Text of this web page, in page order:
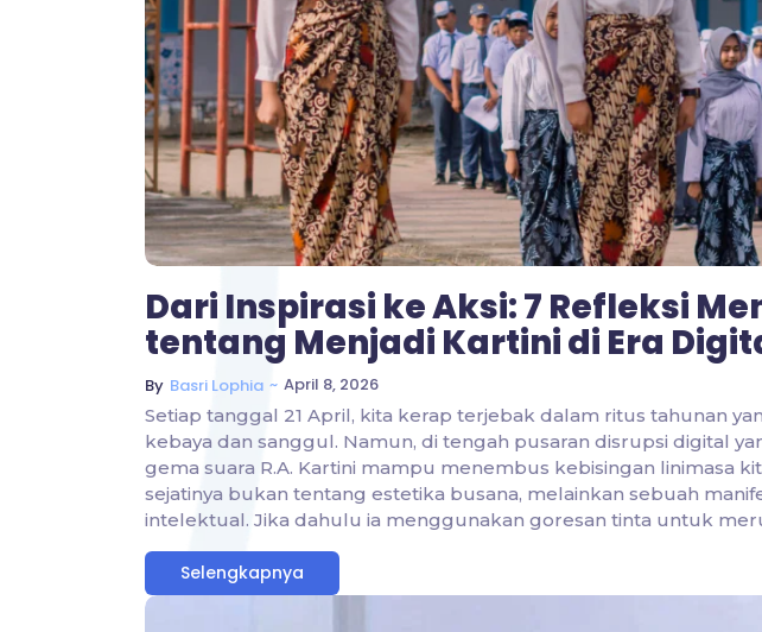
Dari Inspirasi ke Aksi: 7 Refleksi
tentang Menjadi Kartini di Era
By Basri Lophia ~ April 8, 2026
Setiap tanggal 21 April, kita kerap terjebak dalam ritus tahunan
kebaya dan sanggul. Namun, di tengah pusaran disrupsi digital
gema suara R.A. Kartini mampu menembus kebisingan linimasa
sejatinya bukan tentang estetika busana, melainkan sebuah
intelektual. Jika dahulu ia menggunakan goresan tinta untuk
Selengkapnya